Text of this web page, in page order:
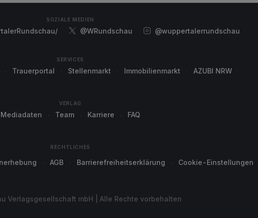
SOZIALE MEDIEN
@WRundschau @wuppertalerrundschau
SERVICES
Trauerportal Stellenmarkt Immobilienmarkt AZUBI NRW
VERLAG
Mediadaten Team Karriere FAQ
RECHTLICHES
AGB Barrierefreiheitserklärung Cookie-Einstellungen
Verlagsgesellschaft mbH | Alle Rechte vorbehalten